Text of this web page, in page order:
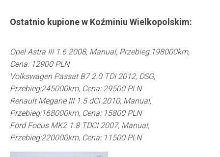
Ostatnio kupione w Koźminiu Wielkopolskim:
Opel Astra III 1.6 2008, Manual, Przebieg:198000km,
Cena: 12900 PLN
Volkswagen Passat B7 2.0 TDI 2012, DSG,
Przebieg:245000km, Cena: 29500 PLN
Renault Megane III 1.5 dCi 2010, Manual,
Przebieg:168000km, Cena: 15800 PLN
Ford Focus MK2 1.8 TDCI 2007, Manual,
Przebieg:220000km, Cena: 11500 PLN